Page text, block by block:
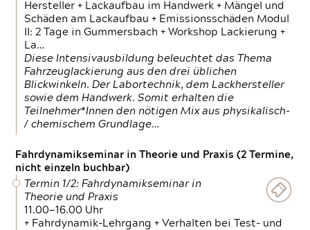
Hersteller + Lackaufbau im Handwerk + Mängel und
Schäden am Lackaufbau + Emissionsschäden Modul
II: 2 Tage in Gummersbach + Workshop Lackierung +
La…
Diese Intensivausbildung beleuchtet das Thema
Fahrzeuglackierung aus den drei üblichen
Blickwinkeln. Der Labortechnik, dem Lackhersteller
sowie dem Handwerk. Somit erhalten die
Teilnehmer*Innen den nötigen Mix aus physikalisch-
/ chemischem Grundlage…
Fahrdynamikseminar in Theorie und Praxis (2 Termine,
nicht einzeln buchbar)
Termin 1/2: Fahrdynamikseminar in
Theorie und Praxis
11.00—16.00 Uhr
+ Fahrdynamik-Lehrgang + Verhalten bei Test- und